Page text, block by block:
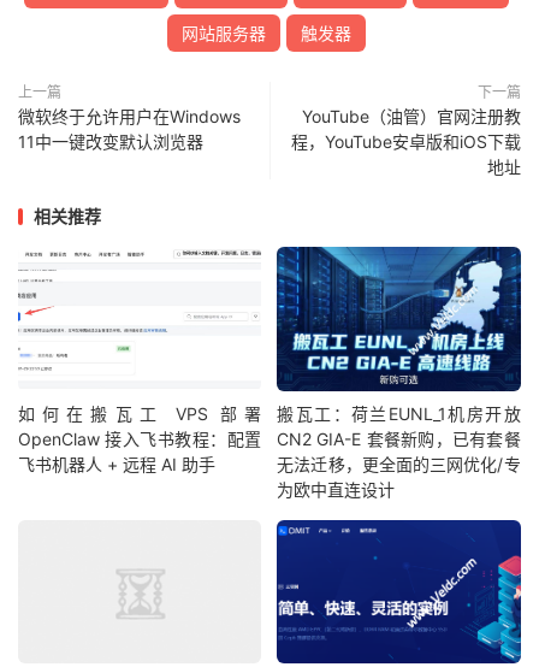
网站服务器 触发器
上一篇
微软终于允许用户在Windows
11中一键改变默认浏览器
下一篇
YouTube（油管）官网注册教
程，YouTube安卓版和iOS下载
地址
相关推荐
如何在搬瓦工 VPS 部署
OpenClaw 接入飞书教程：配置
飞书机器人 + 远程 AI 助手
搬瓦工：荷兰EUNL_1机房开放
CN2 GIA-E 套餐新购，已有套餐
无法迁移，更全面的三网优化/专
为欧中直连设计